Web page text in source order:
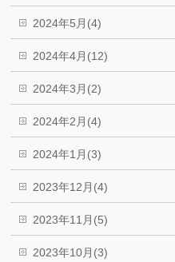
2024年5月(4)
2024年4月(12)
2024年3月(2)
2024年2月(4)
2024年1月(3)
2023年12月(4)
2023年11月(5)
2023年10月(3)